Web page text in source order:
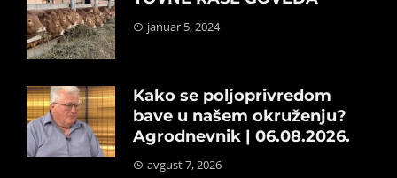
januar 5, 2024
Kako se poljoprivredom
bave u našem okruženju?
Agrodnevnik | 06.08.2026.
avgust 7, 2026